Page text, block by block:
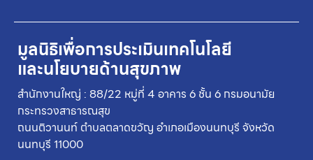
มูลนิธิเพื่อการประเมินเทคโนโลยี
และนโยบายด้านสุขภาพ
สำนักงานใหญ่ : 88/22 หมู่ที่ 4 อาคาร 6 ชั้น 6 กรมอนามัย
กระทรวงสาธารณสุข
ถนนติวานนท์ ตำบลตลาดขวัญ อำเภอเมืองนนทบุรี จังหวัด
นนทบุรี 11000